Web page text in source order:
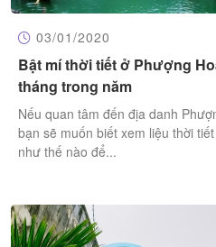
03/01/2020
Bật mí thời tiết ở Phượng
tháng trong năm
Nếu quan tâm đến địa danh
bạn sẽ muốn biết xem liệu thời
như thế nào để...